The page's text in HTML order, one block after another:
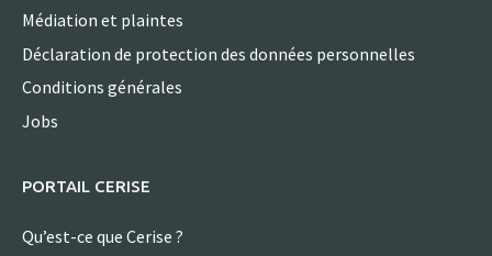
Médiation et plaintes
Déclaration de protection des données personnelles
Conditions générales
Jobs
PORTAIL CERISE
Qu’est-ce que Cerise ?